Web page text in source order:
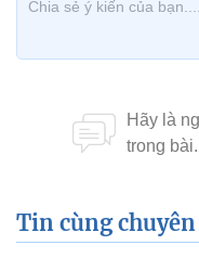
Tin cùng